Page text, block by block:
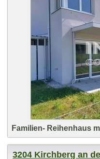
Familien- Reihenhaus
3204 Kirchberg an